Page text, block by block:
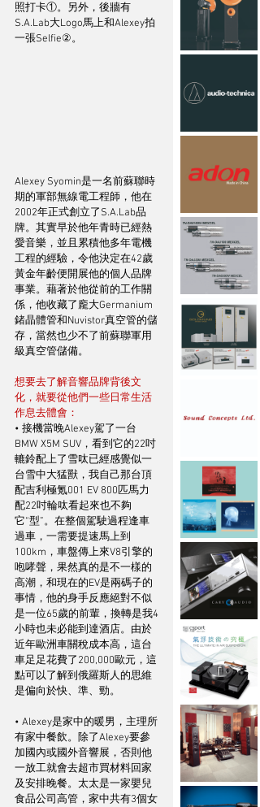
照打卡①。另外，後牆有
S.A.Lab大Logo馬上和Alexey拍
一張Selfie②。
Alexey Syomin是一名前蘇聯時
期的軍部無線電工程師，他在
2002年正式創立了S.A.Lab品
牌。其實早於他年青時已經熱
愛音樂，並且累積他多年電機
工程的經驗，令他決定在42歲
黃金年齡便開展他的個人品牌
事業。藉著於他從前的工作關
係，他收藏了龐大Germanium
鍺晶體管和Nuvistor真空管的儲
存，當然也少不了前蘇聯軍用
級真空管儲備。
想要去了解音響品牌背後文
化，就要從他們一些日常生活
作息去體會：
• 接機當晚Alexey駕了一台
BMW X5M SUV，看到它的22吋
轆鈴配上了雪呔已經感覺似一
台雪中大猛獸，我自己那台頂
配吉利極氪001 EV 800匹馬力
配22吋輪呔看起來也不夠
它“型”。在整個駕駛過程逢車
過車，一需要提速馬上到
100km，車盤傳上來V8引擎的
咆哮聲，果然真的是不一樣的
高潮，和現在的EV是兩碼子的
事情，他的身手反應絕對不似
是一位65歲的前輩，換轉是我4
小時也未必能到達酒店。由於
近年歐洲車關稅成本高，這台
車足足花費了200,000歐元，這
點可以了解到俄羅斯人的思維
是偏向於快、準、勁。
• Alexey是家中的暖男，主理所
有家中餐飲。除了Alexey要參
加國內或國外音響展，否則他
一放工就會去超市買材料回家
及安排晚餐。太太是一家嬰兒
食品公司高管，家中共有3個女